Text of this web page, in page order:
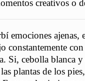
creativos o
emociones
Si, cebolla blanca y
plantas de los